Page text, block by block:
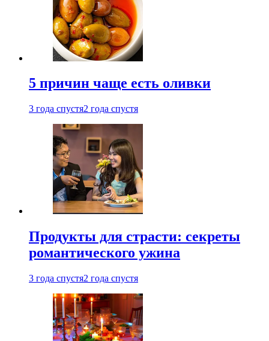
5 причин чаще есть оливки
3 года спустя2 года спустя
Продукты для страсти: секреты
романтического ужина
3 года спустя2 года спустя